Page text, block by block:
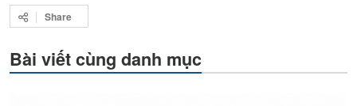
Share
Bài viết cùng danh mục